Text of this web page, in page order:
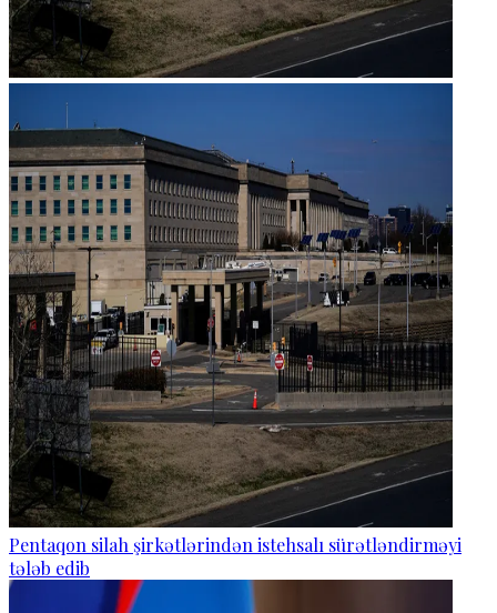
Pentaqon silah şirkətlərindən istehsalı sürətləndirməyi
tələb edib